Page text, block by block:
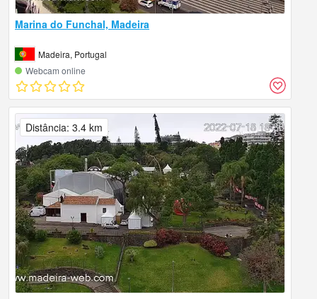
Marina do Funchal, Madeira
Madeira, Portugal
Webcam online
Distância: 3.4 km